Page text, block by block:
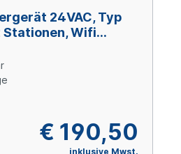
24VAC, Typ
Stationen, Wifi
€ 190,50
inklusive Mwst.